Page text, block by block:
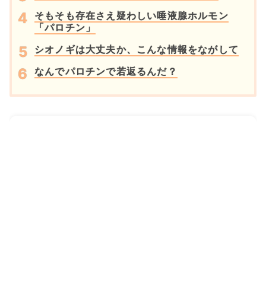
そもそも存在さえ疑わしい唾液腺ホルモン
「パロチン」
シオノギは大丈夫か、こんな情報をながして
なんでパロチンで若返るんだ？